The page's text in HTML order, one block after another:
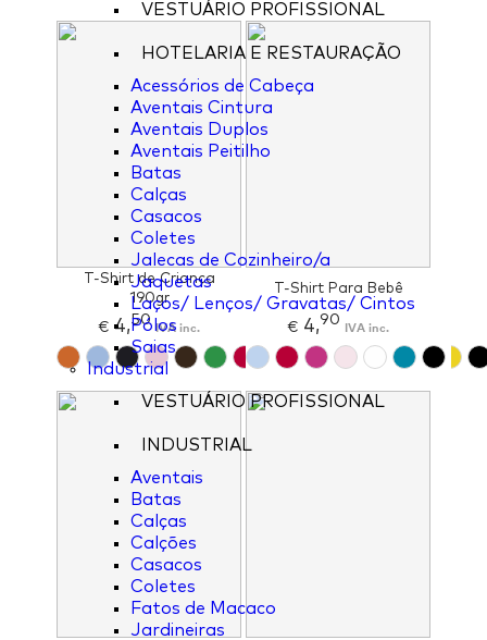
VESTUÁRIO PROFISSIONAL
HOTELARIA E RESTAURAÇÃO
Acessórios de Cabeça
Aventais Cintura
Aventais Duplos
Aventais Peitilho
Batas
Calças
Casacos
Coletes
Jalecas de Cozinheiro/a
Jaquetas
Laços/ Lenços/ Gravatas/ Cintos
Pólos
Saias
Industrial
VESTUÁRIO PROFISSIONAL
INDUSTRIAL
Aventais
Batas
Calças
Calções
Casacos
Coletes
Fatos de Macaco
Jardineiras
T-Shirt de Criança
190gr
€ 4,50 IVA inc.
T-Shirt Para Bebê
€ 4,90 IVA inc.